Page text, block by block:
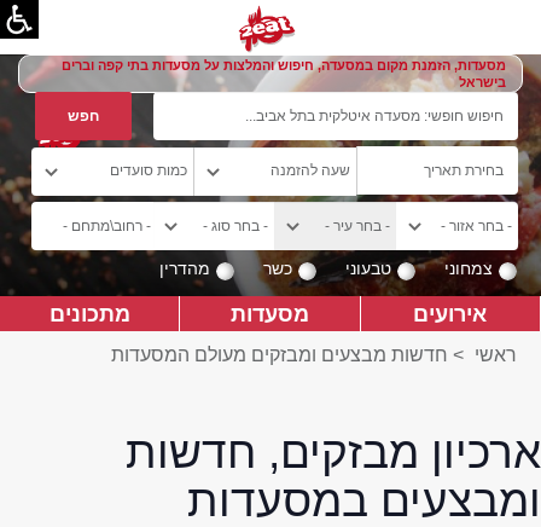
מסעדות, הזמנת מקום במסעדה, חיפוש והמלצות על מסעדות בתי קפה וברים
בישראל
צמחוני טבעוני כשר מהדרין
אירועים מסעדות מתכונים
ראשי > חדשות מבצעים ומבזקים מעולם המסעדות
ארכיון מבזקים, חדשות
ומבצעים במסעדות